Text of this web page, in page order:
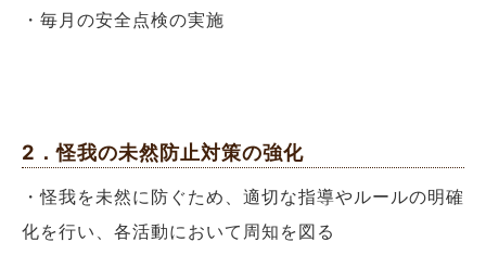
・毎月の安全点検の実施
2．怪我の未然防止対策の強化
・怪我を未然に防ぐため、適切な指導やルールの明確
化を行い、各活動において周知を図る